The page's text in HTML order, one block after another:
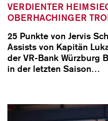
VERDIENTER
OBERHACHINGER
25 Punkte von Jervis
Assists von Kapitän
der VR-Bank Würzburg
in der letzten Saison…